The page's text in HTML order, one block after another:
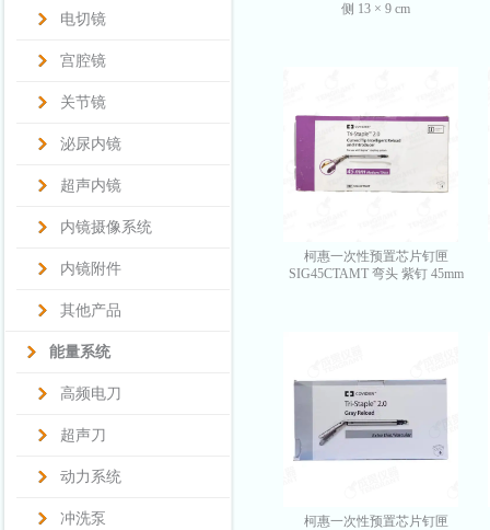
电切镜
宫腔镜
关节镜
泌尿内镜
超声内镜
内镜摄像系统
内镜附件
其他产品
能量系统
高频电刀
超声刀
动力系统
冲洗泵
侧 13 × 9 cm
柯惠一次性预置芯片钉匣
SIG45CTAMT 弯头 紫钉 45mm
柯惠一次性预置芯片钉匣